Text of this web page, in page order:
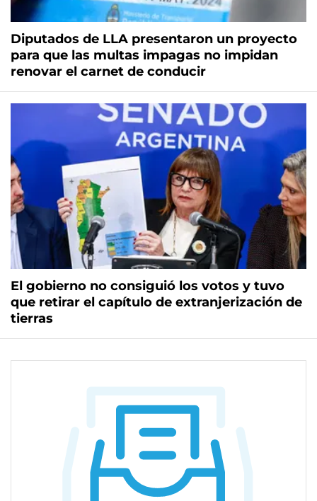
Diputados de LLA presentaron un proyecto
para que las multas impagas no impidan
renovar el carnet de conducir
El gobierno no consiguió los votos y tuvo
que retirar el capítulo de extranjerización de
tierras